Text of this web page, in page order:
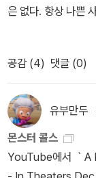
칸을 가지고 다니는
만 한편으로는 글
에 누가 시키지 않았
움이면서 괴로움이
네 진실이, 네가 감
다.(p55)’새빨간 주
다. 진정한 진실은 ‘
용기와 함께 드러내
은 없다. 항상 나쁜
가 몸을 앞으로 숙
실이니까. 몬스터가
운 것이다, 기대하
80)약을 넣고 나서
었으면 좋겠다. 너
리로 말했다.(224)
다. 네가 무얼 생각
공감 (4) 댓글 (0)
유부만두
몬스터 콜스
YouTube에서 ｀